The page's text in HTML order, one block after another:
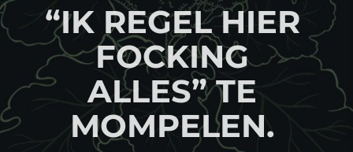
“IK REGEL HIER
FOCKING
ALLES” TE
MOMPELEN.